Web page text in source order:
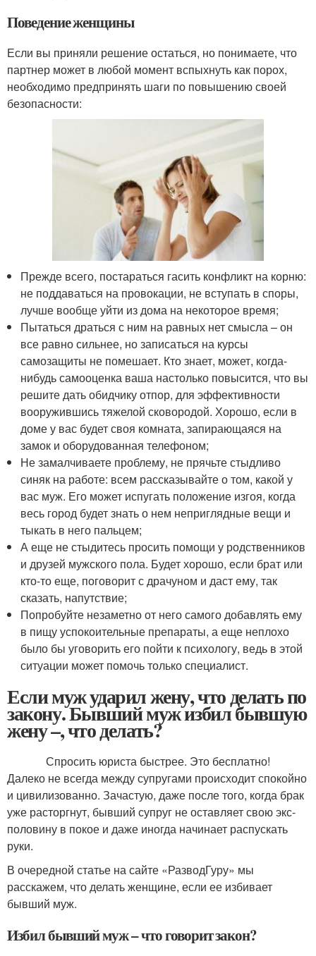
Поведение женщины
Если вы приняли решение остаться, но понимаете, что
партнер может в любой момент вспыхнуть как порох,
необходимо предпринять шаги по повышению своей
безопасности:
Прежде всего, постараться гасить конфликт на корню:
не поддаваться на провокации, не вступать в споры,
лучше вообще уйти из дома на некоторое время;
Пытаться драться с ним на равных нет смысла – он
все равно сильнее, но записаться на курсы
самозащиты не помешает. Кто знает, может, когда-
нибудь самооценка ваша настолько повысится, что вы
решите дать обидчику отпор, для эффективности
вооружившись тяжелой сковородой. Хорошо, если в
доме у вас будет своя комната, запирающаяся на
замок и оборудованная телефоном;
Не замалчиваете проблему, не прячьте стыдливо
синяк на работе: всем рассказывайте о том, какой у
вас муж. Его может испугать положение изгоя, когда
весь город будет знать о нем неприглядные вещи и
тыкать в него пальцем;
А еще не стыдитесь просить помощи у родственников
и друзей мужского пола. Будет хорошо, если брат или
кто-то еще, поговорит с драчуном и даст ему, так
сказать, напутствие;
Попробуйте незаметно от него самого добавлять ему
в пищу успокоительные препараты, а еще неплохо
было бы уговорить его пойти к психологу, ведь в этой
ситуации может помочь только специалист.
Если муж ударил жену, что делать по
закону. Бывший муж избил бывшую
жену –, что делать?
Спросить юриста быстрее. Это бесплатно!
Далеко не всегда между супругами происходит спокойно
и цивилизованно. Зачастую, даже после того, когда брак
уже расторгнут, бывший супруг не оставляет свою экс-
половину в покое и даже иногда начинает распускать
руки.
В очередной статье на сайте «РазводГуру» мы
расскажем, что делать женщине, если ее избивает
бывший муж.
Избил бывший муж – что говорит закон?